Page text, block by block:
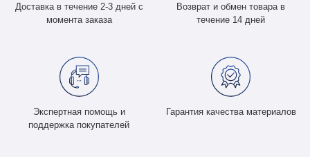
Доставка в течение 2-3 дней с
момента заказа
Возврат и обмен товара в
течение 14 дней
Экспертная помощь и
поддержка покупателей
Гарантия качества материалов